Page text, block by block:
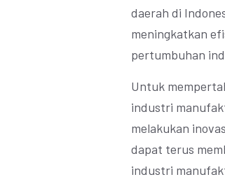
daerah di
meningkatkan
pertumbuhan
Untuk
industri
melakukan
dapat terus
industri